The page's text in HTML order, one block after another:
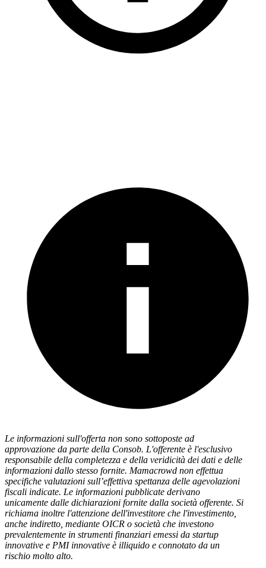
Le informazioni sull'offerta non sono sottoposte ad
approvazione da parte della Consob. L'offerente è l'esclusivo
responsabile della completezza e della veridicità dei dati e delle
informazioni dallo stesso fornite. Mamacrowd non effettua
specifiche valutazioni sull’effettiva spettanza delle agevolazioni
fiscali indicate. Le informazioni pubblicate derivano
unicamente dalle dichiarazioni fornite dalla società offerente. Si
richiama inoltre l'attenzione dell'investitore che l'investimento,
anche indiretto, mediante OICR o società che investono
prevalentemente in strumenti finanziari emessi da startup
innovative e PMI innovative è illiquido e connotato da un
rischio molto alto.